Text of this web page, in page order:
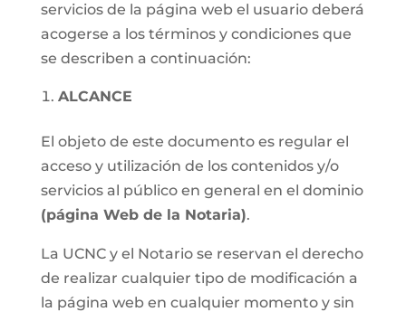
servicios de la página web el usuario deberá
acogerse a los términos y condiciones que
se describen a continuación:
ALCANCE
El objeto de este documento es regular el
acceso y utilización de los contenidos y/o
servicios al público en general en el dominio
(página Web de la Notaria).
La UCNC y el Notario se reservan el derecho
de realizar cualquier tipo de modificación a
la página web en cualquier momento y sin